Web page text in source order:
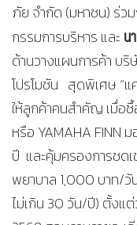
ภัย จำกัด (มหาชน) ร่ว
กรรมการบริหาร และ น
ด้านวางแผนการค้า บ
โปรโมชัน สุดพิเศษ “แ
ให้ลูกค้าคนสำคัญ เมื่อ
หรือ YAMAHA FINN
ปี และคุ้มครองการชดเ
พยาบาล 1,000 บาท/
ไม่เกิน 30 วัน/ปี) ตั้งแ